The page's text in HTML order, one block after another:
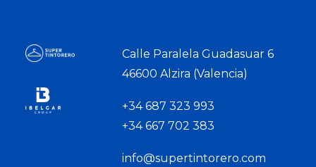
Calle Paralela Guadasuar 6
46600 Alzira (Valencia)
+34 687 323 993
+34 667 702 383
info@supertintorero.com